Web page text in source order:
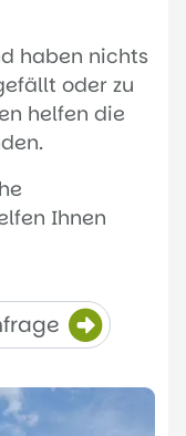
haben nichts
oder zu
helfen die
Ihnen